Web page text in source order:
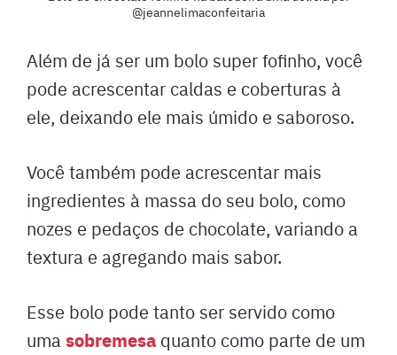
@jeannelimaconfeitaria
Além de já ser um bolo super fofinho, você
pode acrescentar caldas e coberturas à
ele, deixando ele mais úmido e saboroso.
Você também pode acrescentar mais
ingredientes à massa do seu bolo, como
nozes e pedaços de chocolate, variando a
textura e agregando mais sabor.
Esse bolo pode tanto ser servido como
uma sobremesa quanto como parte de um